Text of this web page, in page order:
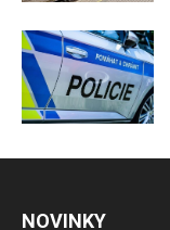
NOVINKY